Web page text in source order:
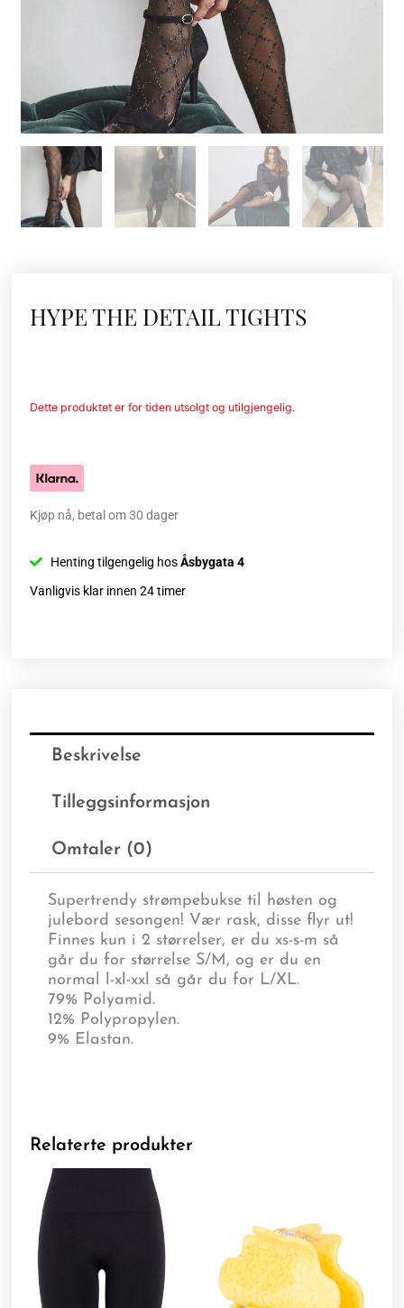
HYPE THE DETAIL TIGHTS
Dette produktet er for tiden utsolgt og utilgjengelig.
Kjøp nå, betal om 30 dager
Henting tilgengelig hosÅsbygata 4
Vanligvis klar innen 24 timer
Beskrivelse
Tilleggsinformasjon
Omtaler (0)
Supertrendy strømpebukse til høsten og
julebord sesongen! Vær rask, disse flyr ut!
Finnes kun i 2 størrelser, er du xs-s-m så
går du for størrelse S/M, og er du en
normal l-xl-xxl så går du for L/XL.
79% Polyamid.
12% Polypropylen.
9% Elastan.
Relaterte produkter